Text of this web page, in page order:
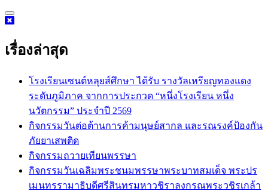
Skip
to
เรื่องล่าสุด
โรงเรียนเซนต์หลุยส์ศึกษา ได้รับ รางวัลเหรียญทองแดง
ระดับภูมิภาค จากการประกวด “หนึ่งโรงเรียน หนึ่ง
นวัตกรรม” ประจำปี 2569
กิจกรรม​วันต่อต้านการค้ามนุษย์สากล และรณรงค์ป้องกัน
ภัยยาเสพติด
กิจกรรมถวายเทียนพรรษา
กิจกรรมวันเฉลิมพระชนมพรรษาพระบาทสมเด็จ พระปร
เมนทรรามาธิบดีศรีสินทรมหาวชิราลงกรณพระวชิรเกล้า